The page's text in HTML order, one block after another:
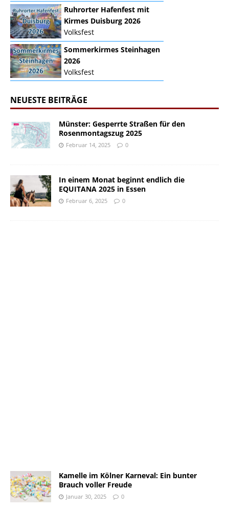
Ruhrorter Hafenfest mit
Kirmes Duisburg 2026
Volksfest
Sommerkirmes Steinhagen
2026
Volksfest
NEUESTE BEITRÄGE
Münster: Gesperrte Straßen für den
Rosenmontagszug 2025
Februar 14, 2025 0
In einem Monat beginnt endlich die
EQUITANA 2025 in Essen
Februar 6, 2025 0
Kamelle im Kölner Karneval: Ein bunter
Brauch voller Freude
Januar 30, 2025 0